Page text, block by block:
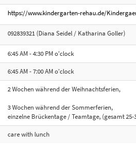
https://www.kindergarten-rehau.de/
092839321 (Diana Seidel / Katharina Goller)
6:45 AM - 4:30 PM o'clock
6:45 AM - 7:00 AM o'clock
2 Wochen während der Weihnachtsferien,
3 Wochen während der Sommerferien,
einzelne Brückentage / Teamtage, (gesamt 25-
care with lunch